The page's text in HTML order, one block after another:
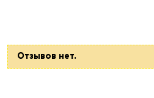
Отзывов нет.